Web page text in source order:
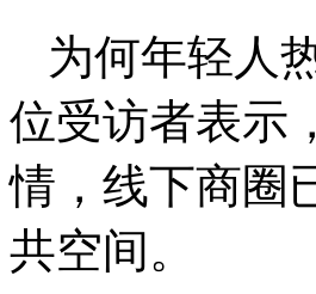
为何年轻人
位受访者表示
情，线下商圈
共空间。